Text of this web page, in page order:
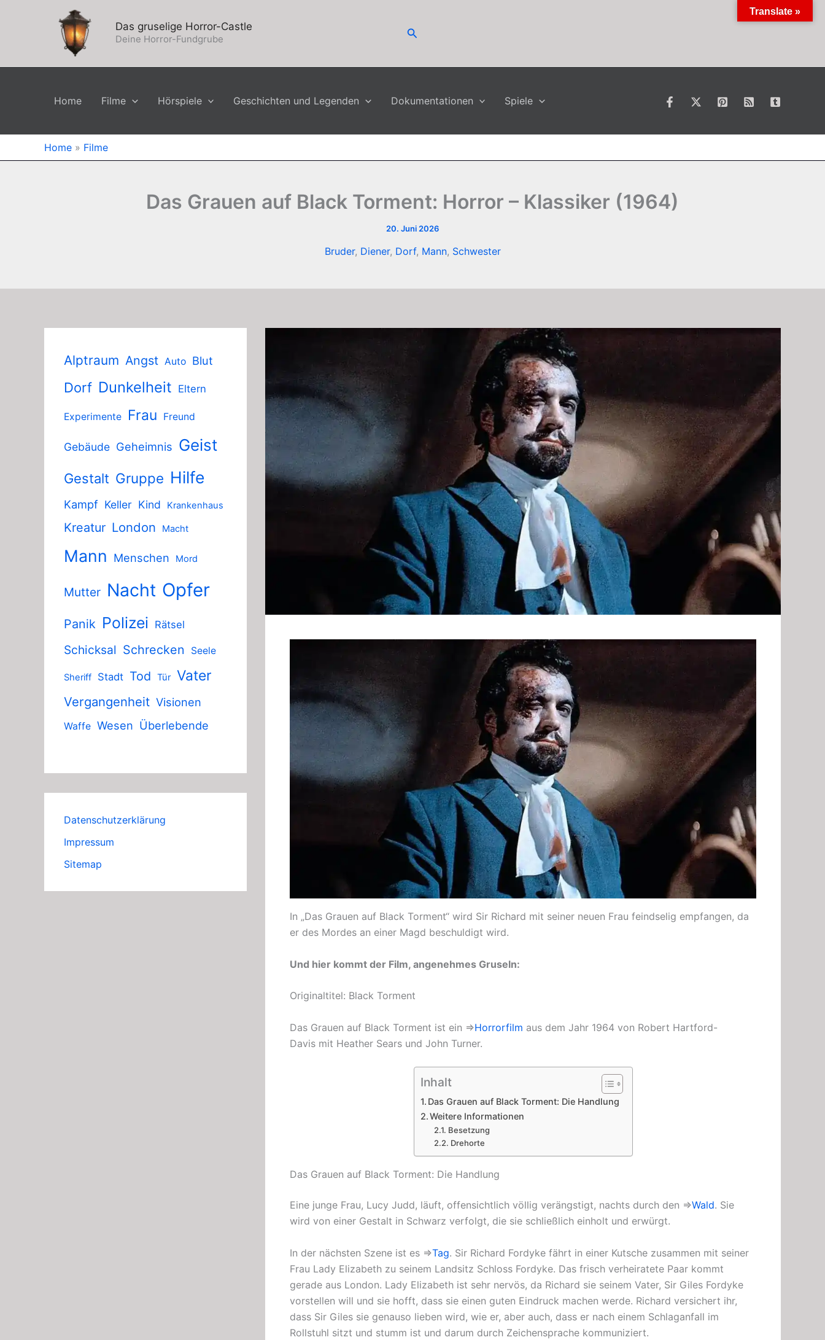
Das gruselige Horror-Castle
Deine Horror-Fundgrube
Suchen
Home Filme Hörspiele Geschichten und Legenden Dokumentationen Spiele
Home » Filme
Das Grauen auf Black Torment: Horror – Klassiker (1964)
20. Juni 2026
Bruder, Diener, Dorf, Mann, Schwester
Alptraum Angst Auto Blut
Dorf Dunkelheit Eltern
Experimente Frau Freund
Gebäude Geheimnis Geist
Gestalt Gruppe Hilfe
Kampf Keller Kind Krankenhaus
Kreatur London Macht
Mann Menschen Mord
Mutter Nacht Opfer
Panik Polizei Rätsel
Schicksal Schrecken Seele
Sheriff Stadt Tod Tür Vater
Vergangenheit Visionen
Waffe Wesen Überlebende
Datenschutzerklärung
Impressum
Sitemap
In „Das Grauen auf Black Torment“ wird Sir Richard mit seiner neuen Frau feindselig empfangen, da
er des Mordes an einer Magd beschuldigt wird.
Und hier kommt der Film, angenehmes Gruseln:
Originaltitel: Black Torment
Das Grauen auf Black Torment ist ein ⇒Horrorfilm aus dem Jahr 1964 von Robert Hartford-
Davis mit Heather Sears und John Turner.
Inhalt
Das Grauen auf Black Torment: Die Handlung
Weitere Informationen
Besetzung
Drehorte
Das Grauen auf Black Torment: Die Handlung
Eine junge Frau, Lucy Judd, läuft, offensichtlich völlig verängstigt, nachts durch den ⇒Wald. Sie
wird von einer Gestalt in Schwarz verfolgt, die sie schließlich einholt und erwürgt.
In der nächsten Szene ist es ⇒Tag. Sir Richard Fordyke fährt in einer Kutsche zusammen mit seiner
Frau Lady Elizabeth zu seinem Landsitz Schloss Fordyke. Das frisch verheiratete Paar kommt
gerade aus London. Lady Elizabeth ist sehr nervös, da Richard sie seinem Vater, Sir Giles Fordyke
vorstellen will und sie hofft, dass sie einen guten Eindruck machen werde. Richard versichert ihr,
dass Sir Giles sie genauso lieben wird, wie er, aber auch, dass er nach einem Schlaganfall im
Rollstuhl sitzt und stumm ist und darum durch Zeichensprache kommuniziert.
Translate »